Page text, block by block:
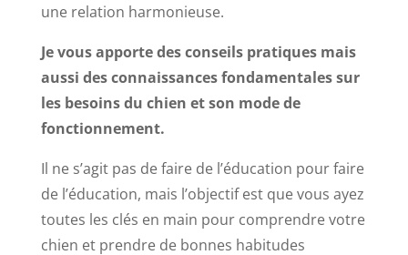
une relation harmonieuse.
Je vous apporte des conseils pratiques mais
aussi des connaissances fondamentales sur
les besoins du chien et son mode de
fonctionnement.
Il ne s’agit pas de faire de l’éducation pour faire
de l’éducation, mais l’objectif est que vous ayez
toutes les clés en main pour comprendre votre
chien et prendre de bonnes habitudes